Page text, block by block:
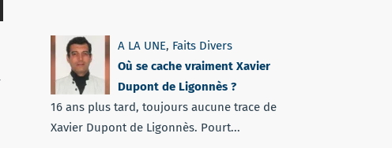
A LA UNE, Faits Divers
Où se cache vraiment Xavier
Dupont de Ligonnès ?
16 ans plus tard, toujours aucune trace de
Xavier Dupont de Ligonnès. Pourt...